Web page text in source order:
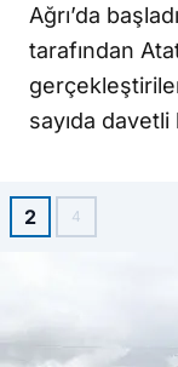
Ağrı’da
tarafından
sayıda davetli
2 4